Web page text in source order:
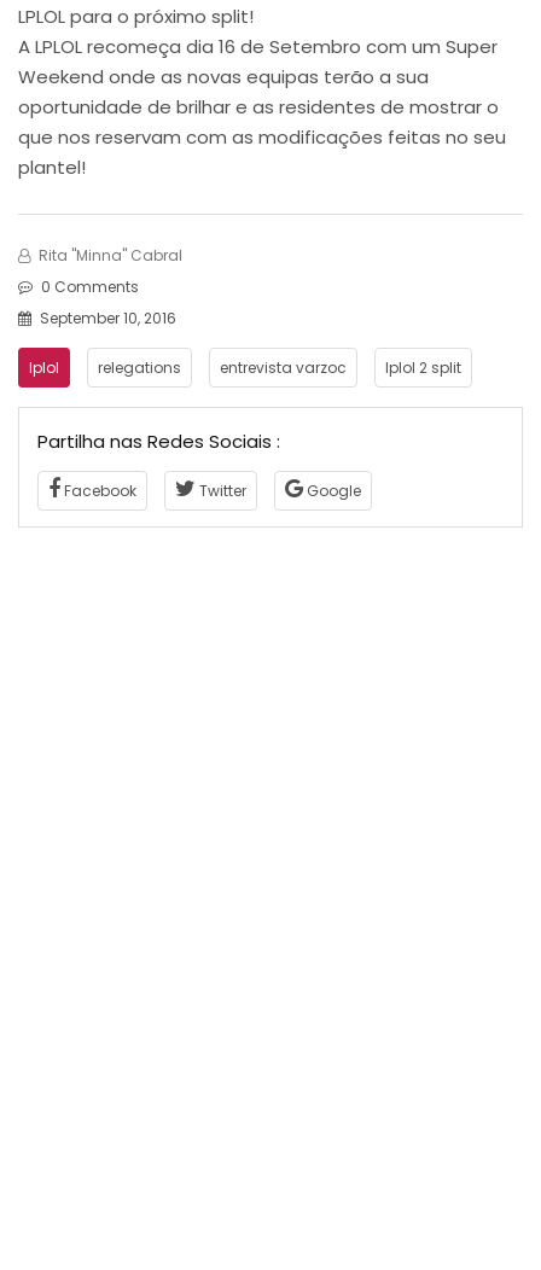
LPLOL para o próximo split!
A LPLOL recomeça dia 16 de Setembro com um Super
Weekend onde as novas equipas terão a sua
oportunidade de brilhar e as residentes de mostrar o
que nos reservam com as modificações feitas no seu
plantel!
Rita "Minna" Cabral
0 Comments
September 10, 2016
lplol relegations entrevista varzoc lplol 2 split
Partilha nas Redes Sociais :
Facebook Twitter Google